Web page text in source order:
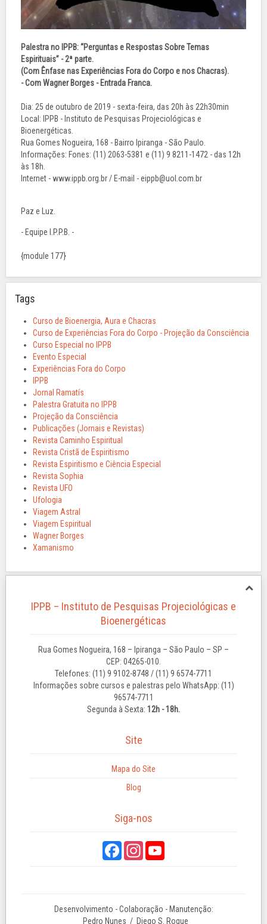
Palestra no IPPB: “Perguntas e Respostas Sobre Temas
Espirituais” - 2ª parte.
(Com Ênfase nas Experiências Fora do Corpo e nos Chacras).
- Com Wagner Borges - Entrada Franca.
Dia: 25 de outubro de 2019 - sexta-feira, das 20h às 22h30min
Local: IPPB - Instituto de Pesquisas Projeciológicas e
Bioenergéticas.
Rua Gomes Nogueira, 168 - Bairro Ipiranga - São Paulo.
Informações: Fones: (11) 2063-5381 e (11) 9 8211-1472 - das 12h
às 18h.
Internet - www.ippb.org.br / E-mail - eippb@uol.com.br
Paz e Luz.
- Equipe I.P.P.B. -
{module 177}
Tags
Curso de Bioenergia, Aura e Chacras
Curso de Experiências Fora do Corpo - Projeção da Consciência
Curso Especial no IPPB
Evento Especial
Experiências Fora do Corpo
IPPB
Jornal Ramatís
Palestra Gratuita no IPPB
Projeção da Consciência
Publicações (Jornais e Revistas)
Revista Caminho Espiritual
Revista Cristã de Espiritismo
Revista Espiritismo e Ciência Especial
Revista Sophia
Revista UFO
Ufologia
Viagem Astral
Viagem Espiritual
Wagner Borges
Xamanismo
IPPB – Instituto de Pesquisas Projeciológicas e
Bioenergéticas
Rua Gomes Nogueira, 168 – Ipiranga – São Paulo – SP –
CEP: 04265-010.
Telefones: (11) 9 9102-8748 / (11) 9 6574-7711
Informações sobre cursos e palestras pelo WhatsApp: (11)
96574-7711
Segunda à Sexta: 12h - 18h.
Site
Mapa do Site
Blog
Siga-nos
Desenvolvimento - Colaboração - Manutenção:
Pedro Nunes / Diego S. Roque